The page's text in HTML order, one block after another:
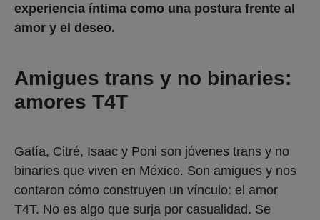
experiencia íntima como una postura frente al
amor y el deseo.
Amigues trans y no binaries:
amores T4T
Gatía, Citré, Isaac y Poni son jóvenes trans y no
binaries que viven en México. Son amigues y nos
contaron cómo construyen un vínculo: el amor
T4T. No es algo que surja por casualidad. Se